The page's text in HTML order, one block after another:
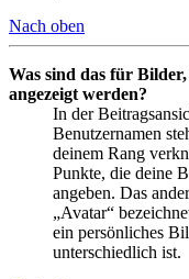
Nach oben
Was sind das für
angezeigt werden?
In der
Benutzernamen
deinem Rang
Punkte, die deine
angeben. Das
„Avatar“
ein persönliches
unterschiedlich ist.